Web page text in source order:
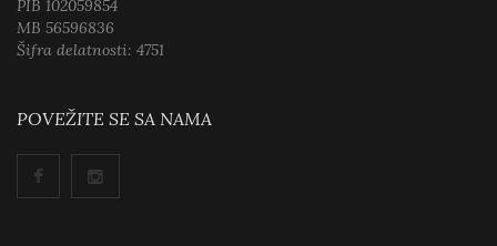
PIB 102059854
MB 56596836
Šifra delatnosti: 4751
POVEŽITE SE SA NAMA